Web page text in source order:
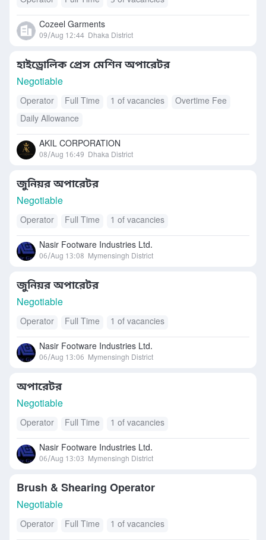
Cozeel Garments
09/Aug 12:44 Dhaka District
হাইড্রোলিক প্রেস মেশিন অপারেটর
Negotiable
Operator Full Time 1 of vacancies
Overtime Fee
Daily Allowance
AKIL CORPORATION
08/Aug 16:49 Dhaka District
জুনিয়র অপারেটর
Negotiable
Operator Full Time 1 of vacancies
Nasir Footware Industries Ltd.
06/Aug 13:08 Mymensingh District
জুনিয়র অপারেটর
Negotiable
Operator Full Time 1 of vacancies
Nasir Footware Industries Ltd.
06/Aug 13:06 Mymensingh District
অপারেটর
Negotiable
Operator Full Time 1 of vacancies
Nasir Footware Industries Ltd.
06/Aug 13:03 Mymensingh District
Brush & Shearing Operator
Negotiable
Operator Full Time 1 of vacancies